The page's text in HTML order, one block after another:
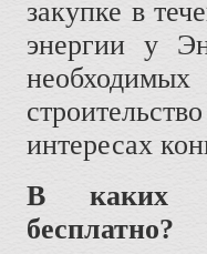
закупке в
энергии у
интересах
В каких
бесплатно?